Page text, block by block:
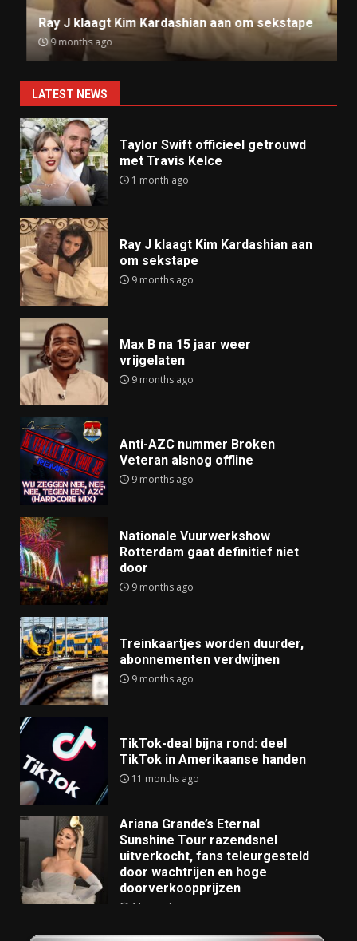
Ray J klaagt Kim Kardashian aan om sekstape
9 months ago
LATEST NEWS
Taylor Swift officieel getrouwd
met Travis Kelce
1 month ago
Ray J klaagt Kim Kardashian aan
om sekstape
9 months ago
Max B na 15 jaar weer
vrijgelaten
9 months ago
Anti-AZC nummer Broken
Veteran alsnog offline
9 months ago
Nationale Vuurwerkshow
Rotterdam gaat definitief niet
door
9 months ago
Treinkaartjes worden duurder,
abonnementen verdwijnen
9 months ago
TikTok-deal bijna rond: deel
TikTok in Amerikaanse handen
11 months ago
Ariana Grande’s Eternal
Sunshine Tour razendsnel
uitverkocht, fans teleurgesteld
door wachtrijen en hoge
doorverkoopprijzen
11 months ago